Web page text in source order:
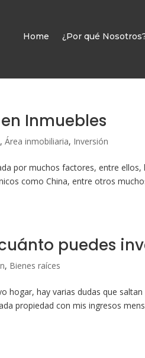
Home ¿Por qué
Inmuebles
,Área inmobiliaria, Inversión
por muchos factores, entre
como China, entre otros
puedes
, Bienes raíces
hogar, hay varias dudas que
propiedad con mis ingresos